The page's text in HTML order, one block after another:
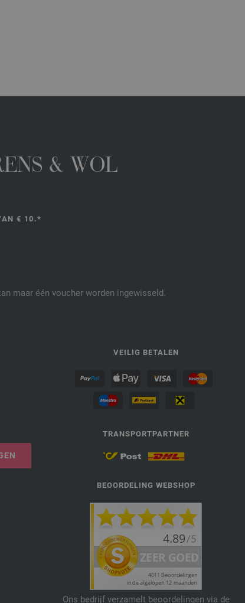
& WOL
€ 10.*
maar één voucher worden ingewisseld.
VEILIG BETALEN
TRANSPORTPARTNER
BEOORDELING WEBSHOP
Ons bedrijf verzamelt beoordelingen via de